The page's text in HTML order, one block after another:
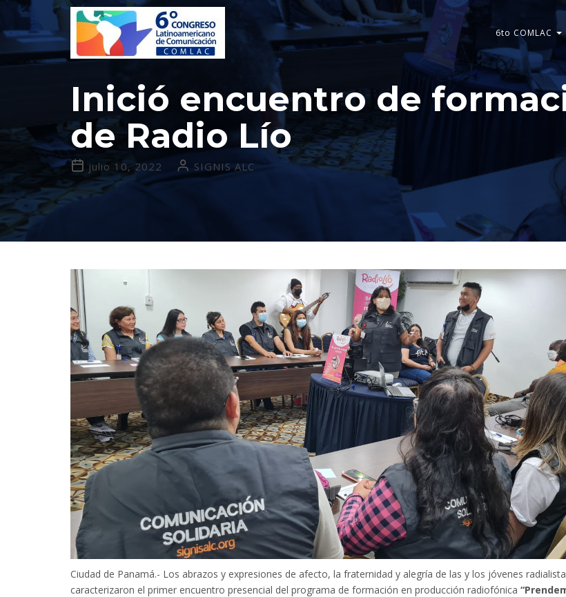
6to COMLAC
Inició encuentro de
de Radio Lío
julio 10, 2022 SIGNIS ALC
Ciudad de Panamá.- Los abrazos y expresiones de afecto, la fraternidad y alegría de las y los jóvenes
caracterizaron el primer encuentro presencial del programa de formación en producción radiofónica